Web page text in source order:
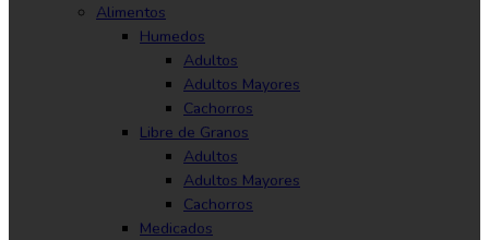
Alimentos
Humedos
Adultos
Adultos Mayores
Cachorros
Libre de Granos
Adultos
Adultos Mayores
Cachorros
Medicados